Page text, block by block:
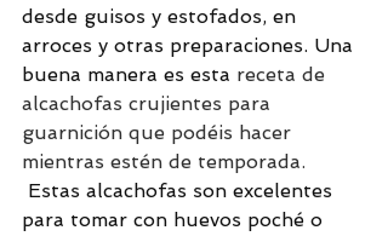
desde guisos y estofados, en
arroces y otras preparaciones. Una
buena manera es esta receta de
alcachofas crujientes para
guarnición que podéis hacer
mientras estén de temporada.
Estas alcachofas son excelentes
para tomar con huevos poché o